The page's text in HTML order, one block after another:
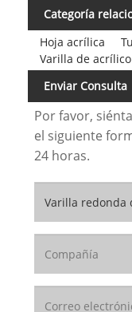
Categoría
Hoja acrílica
Varilla de acrílico
Enviar Consulta
Por favor,
el siguiente
24 horas.